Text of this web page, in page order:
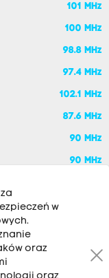
101 MHz
100 MHz
98.8 MHz
97.4 MHz
102.1 MHz
87.6 MHz
90 MHz
90 MHz
w
oraz